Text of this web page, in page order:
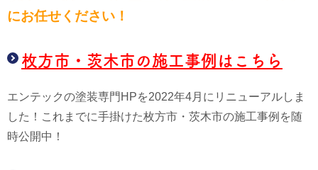
にお任せください！
枚方市・茨木市の施工事例はこちら
エンテックの塗装専門HPを2022年4月にリニューアルしま
した！これまでに手掛けた枚方市・茨木市の施工事例を随
時公開中！